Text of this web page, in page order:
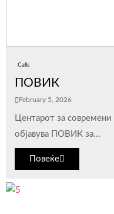
Calls
ПОВИК
February 5, 2026
Центарот за
објавува ПОВИК за...
Повеќе